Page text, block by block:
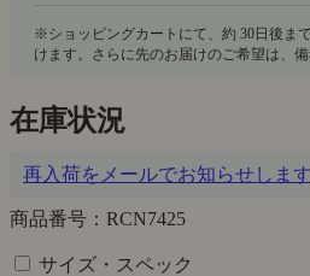
在庫状況
再入荷をメールでお知らせします
商品番号：RCN7425
サイズ・スペック